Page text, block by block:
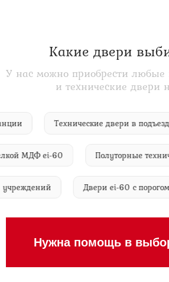
Какие двери
У нас можно приобрести любые
и технические двери
Технические двери в
МДФ ei-60 Полуторные
и учреждений Двери ei-60 с
Нужна помощь в